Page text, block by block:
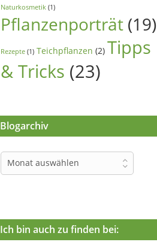
Naturkosmetik (1)
Pflanzenporträt (19)
Rezepte (1) Teichpflanzen (2) Tipps
& Tricks (23)
Blogarchiv
Blogarchiv
Monat auswählen
Ich bin auch zu finden bei: